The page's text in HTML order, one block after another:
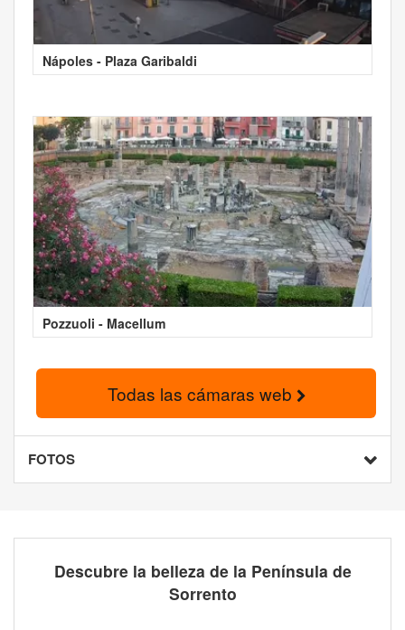
Nápoles - Plaza Garibaldi
Pozzuoli - Macellum
Todas las cámaras web
FOTOS
Descubre la belleza de la Península de
Sorrento